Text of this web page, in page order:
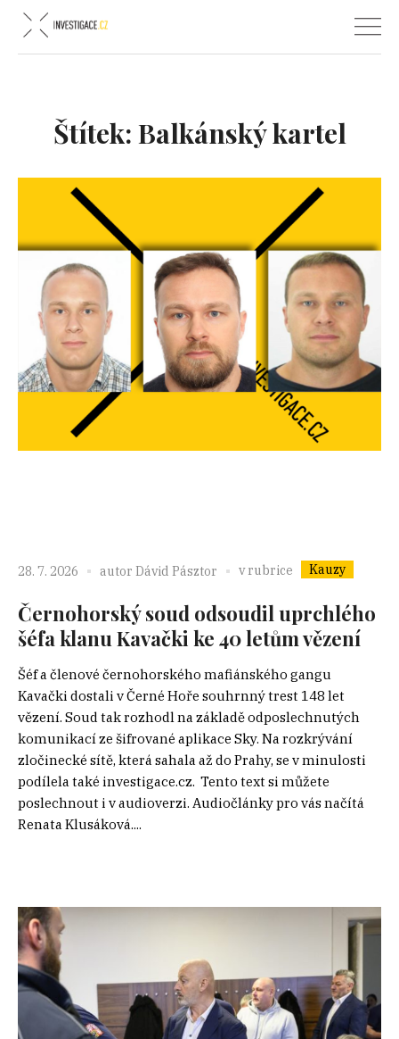
Štítek: Balkánský kartel
28. 7. 2026 autor Dávid Pásztor v rubrice Kauzy
Černohorský soud odsoudil uprchlého
šéfa klanu Kavački ke 40 letům vězení
Šéf a členové černohorského mafiánského gangu
Kavački dostali v Černé Hoře souhrnný trest 148 let
vězení. Soud tak rozhodl na základě odposlechnutých
komunikací ze šifrované aplikace Sky. Na rozkrývání
zločinecké sítě, která sahala až do Prahy, se v minulosti
podílela také investigace.cz. Tento text si můžete
poslechnout i v audioverzi. Audiočlánky pro vás načítá
Renata Klusáková....